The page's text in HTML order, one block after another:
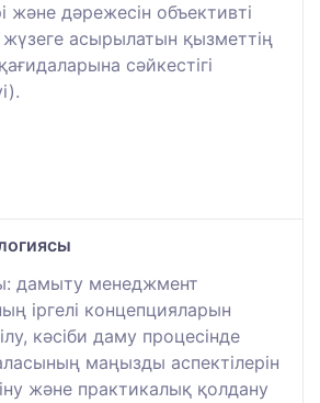
және дәрежесін объективті
асырылатын қызметтің
сәйкестігі
дамыту менеджмент
іргелі концепцияларын
кәсіби даму процесінде
маңызды аспектілерін
және практикалық қолдану